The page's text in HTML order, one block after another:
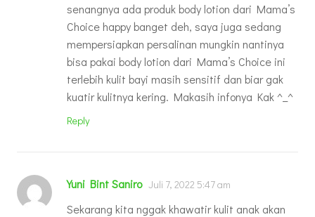
senangnya ada produk body lotion dari Mama’s
Choice happy banget deh, saya juga sedang
mempersiapkan persalinan mungkin nantinya
bisa pakai body lotion dari Mama’s Choice ini
terlebih kulit bayi masih sensitif dan biar gak
kuatir kulitnya kering. Makasih infonya Kak ^_^
Reply
Yuni Bint Saniro Juli 7, 2022 5:47 am
Sekarang kita nggak khawatir kulit anak akan